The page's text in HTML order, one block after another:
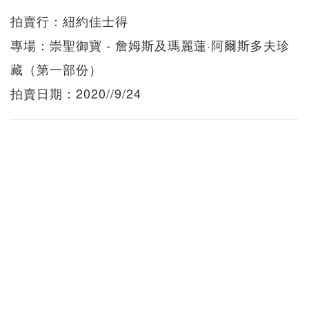
拍賣行：紐約佳士得
專場：崇聖御寶 - 詹姆斯及瑪麗蓮·阿爾斯多夫珍
藏（第一部份）
拍賣日期：2020//9/24